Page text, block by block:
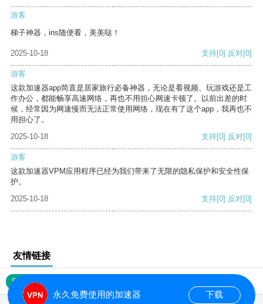
游客
梯子神器，ins随便看，美美哒！
2025-10-18 支持[0] 反对[0]
游客
这款加速器app简直是居家旅行必备神器，无论是看视频、玩游戏还是工
作办公，都能畅享高速网络，再也不用担心网速卡顿了。以前出差的时
候，经常因为网速慢而无法正常使用网络，现在有了这个app，我再也不
用担心了。
2025-10-18
支持[0] 反对[0]
游客
这款加速器VPM应用程序已经为我们带来了无限的隐私保护和安全性保
护。
2025-10-18
支持[0] 反对[0]
友情链接
网站地图
永久免费使用的加速器 下载